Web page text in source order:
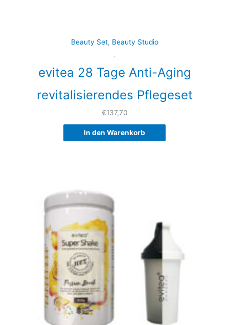
Beauty Set, Beauty Studio
.
evitea 28 Tage Anti-Aging
revitalisierendes Pflegeset
€137,70
In den Warenkorb